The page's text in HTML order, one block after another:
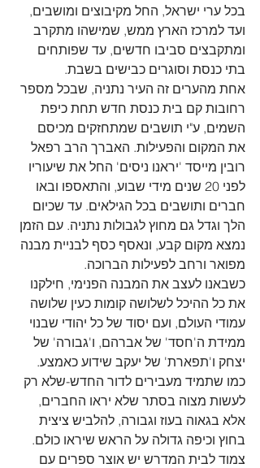
בכל ערי ישראל, החל מקיבוצים ומושבים,
ועד למרכז הארץ ממש, שמישהו מתקרב
ומתקבצים סביבו חדשים, עד שפותחים
בתי כנסת וסוגרים כבישים בשבת.
אחת מהערים זה העיר נתניה, שבכל מספר
רחובות קם בית כנסת חדש תחת כיפת
השמים, ע"י תושבים שמתחזקים מכיסם
את המקום והפעילות. האברך הרב רפאל
רובין מייסד 'יראנו ניסים' החל את שיעוריו
לפני 20 שנים מידי שבוע, והתאספו ובאו
חברים ותושבים בכל הגילאים. עד שכיום
הלך וגדל גם מחוץ לגבולות נתניה. עם הזמן
נמצא מקום קבע, ונאסף כסף לבניית מבנה
מפואר ורחב לפעילות הברוכה.
כשבאנו לעצב את המבנה הפנימי, חילקנו
את כל ההיכל לשלושה קומות כעין שלושה
עמודי העולם, ועם יסוד של כל יהודי שבנוי
ממידת ה'חסד' של אברהם, ו'גבורה' של
יצחק ו'תפארת' של יעקב שידוע כאמצע.
כמו שתמיד מעבירים לדור החדש-שלא רק
לעשות מצוה בסתר שלא יראו החברים,
אלא בגאוה בעוז וגבורה, להלביש ציצית
בחוץ וכיפה גדולה על הראש שיראו כולם.
צמוד לבית המדרש יש אוצר ספרים עם